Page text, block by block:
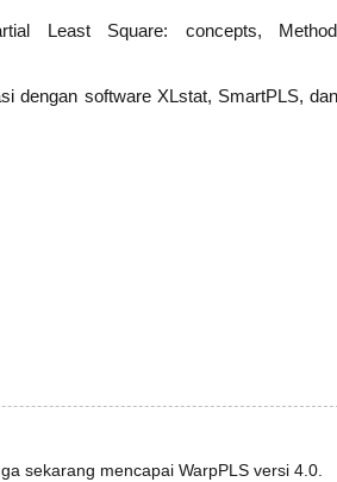
Least Square: concepts,
dengan software XLstat, SmartPLS,
sekarang mencapai WarpPLS versi 4.0.